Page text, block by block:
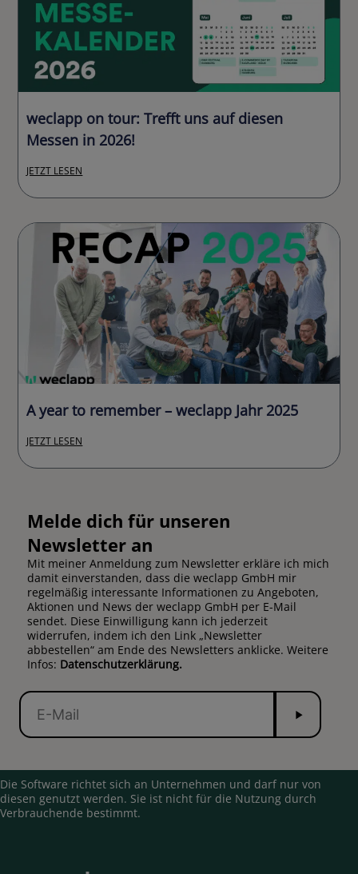
weclapp on tour: Trefft uns auf diesen
Messen in 2026!
JETZT LESEN
A year to remember – weclapp Jahr 2025
JETZT LESEN
Melde dich für unseren
Newsletter an
Mit meiner Anmeldung zum Newsletter erkläre ich mich
damit einverstanden, dass die weclapp GmbH mir
regelmäßig interessante Informationen zu Angeboten,
Aktionen und News der weclapp GmbH per E-Mail
sendet. Diese Einwilligung kann ich jederzeit
widerrufen, indem ich den Link „Newsletter
abbestellen“ am Ende des Newsletters anklicke. Weitere
Infos: Datenschutzerklärung.
E-
Mail
Senden
Die Software richtet sich an Unternehmen und darf nur von
diesen genutzt werden. Sie ist nicht für die Nutzung durch
Verbrauchende bestimmt.